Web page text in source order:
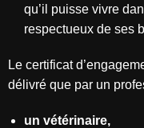
qu’il puisse vivre
respectueux de ses
Le certificat
délivré que par un
un vétérinaire,